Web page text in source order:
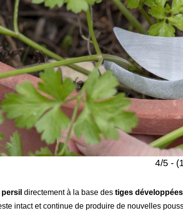
4/5 -
persil directement à la base des tiges développées
intact et continue de produire de nouvelles